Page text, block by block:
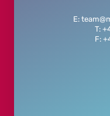
E:
T:
F: